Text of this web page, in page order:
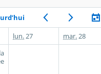
lun. 27 mar. 28